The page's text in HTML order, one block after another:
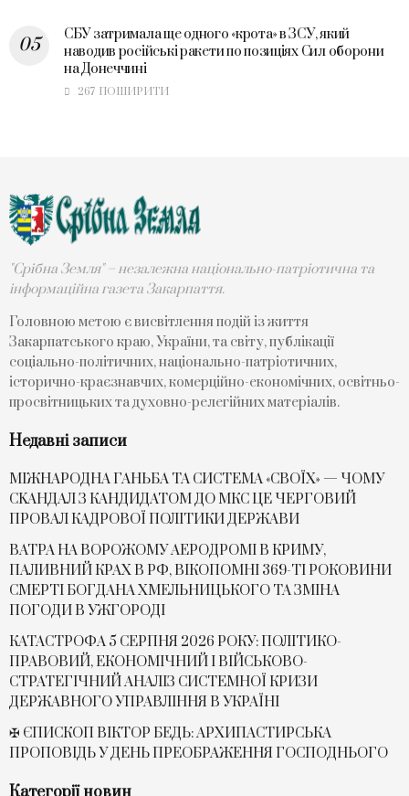
СБУ затримала ще одного «крота» в ЗСУ, який
наводив російські ракети по позиціях Сил оборони
на Донеччині
267 ПОШИРИТИ
"Срібна Земля" – незалежна національно-патріотична та
інформаційна газета Закарпаття.
Головною метою є висвітлення подій із життя
Закарпатського краю, України, та світу, публікації
соціально-політичних, національно-патріотичних,
історично-краєзнавчих, комерційно-економічних, освітньо-
просвітницьких та духовно-релегійних матеріалів.
Недавні записи
МІЖНАРОДНА ГАНЬБА ТА СИСТЕМА «СВОЇХ» — ЧОМУ
СKАНДАЛ З КАНДИДАТОМ ДО МКС ЦЕ ЧЕРГОВИЙ
ПРОВАЛ КАДРОВОЇ ПОЛІТИКИ ДЕРЖАВИ
ВАТРА НА ВОРОЖОМУ АЕРОДРОМІ В КРИМУ,
ПАЛИВНИЙ КРАХ В РФ, ВІКОПОМНІ 369-ТІ РОКОВИНИ
СМЕРТІ БОГДАНА ХМЕЛЬНИЦЬКОГО ТА ЗМІНА
ПОГОДИ В УЖГОРОДІ
КАТАСТРОФА 5 СЕРПНЯ 2026 РОКУ: ПОЛІТИКО-
ПРАВОВИЙ, ЕКОНОМІЧНИЙ І ВІЙСЬКОВО-
СТРАТЕГІЧНИЙ АНАЛІЗ СИСТЕМНОЇ КРИЗИ
ДЕРЖАВНОГО УПРАВЛІННЯ В УКРАЇНІ
✠ ЄПИСКОП ВІКТОР БЕДЬ: АРХИПАСТИРСЬКА
ПРОПОВІДЬ У ДЕНЬ ПРЕОБРАЖЕННЯ ГОСПОДНЬОГО